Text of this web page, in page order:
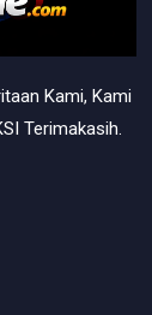
Kami, Kami
Terimakasih.